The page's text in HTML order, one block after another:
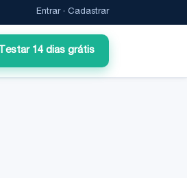
Entrar· Cadastrar
Testar 14 dias grátis